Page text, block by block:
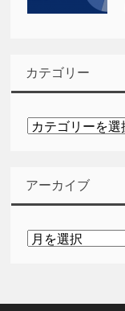
カテゴリー
カ
ー
アーカイブ
ア
ブ